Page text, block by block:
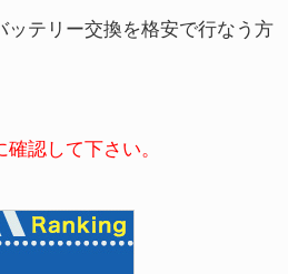
ッテリー交換を格安で行なう方
認して下さい。